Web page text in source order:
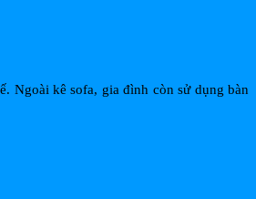
Ngoài kê sofa, gia đình còn sử dụng bàn